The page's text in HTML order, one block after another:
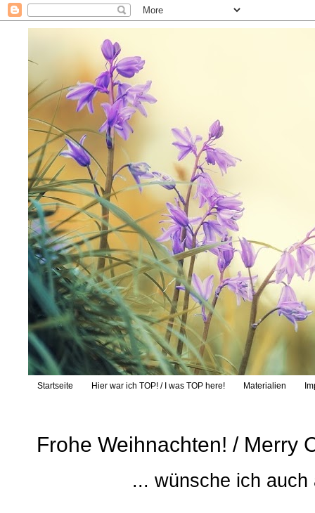
Startseite Hier war ich TOP! / I was TOP here! Materialien
Frohe Weihnachten! / Merry
... wünsche ich